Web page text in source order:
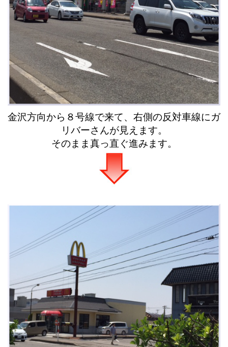
金沢方向から８号線で来て、右側の反対車線にガ
リバーさんが見えます。
そのまま真っ直ぐ進みます。